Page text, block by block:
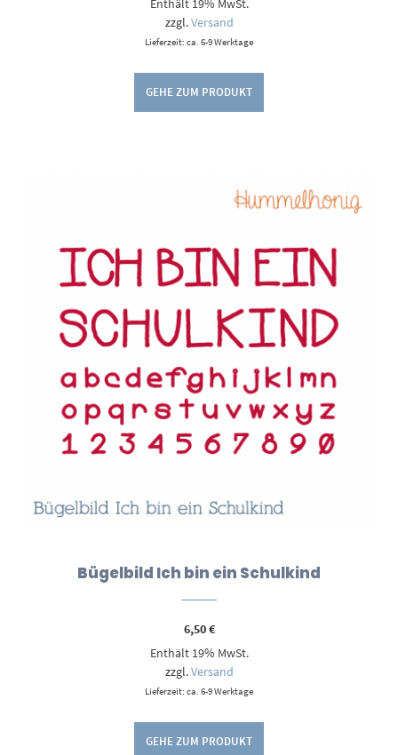
Enthält 19% MwSt.
zzgl.Versand
Lieferzeit: ca. 6-9 Werktage
GEHE ZUM PRODUKT
Bügelbild Ich bin ein Schulkind
6,50€
Enthält 19% MwSt.
zzgl.Versand
Lieferzeit: ca. 6-9 Werktage
GEHE ZUM PRODUKT